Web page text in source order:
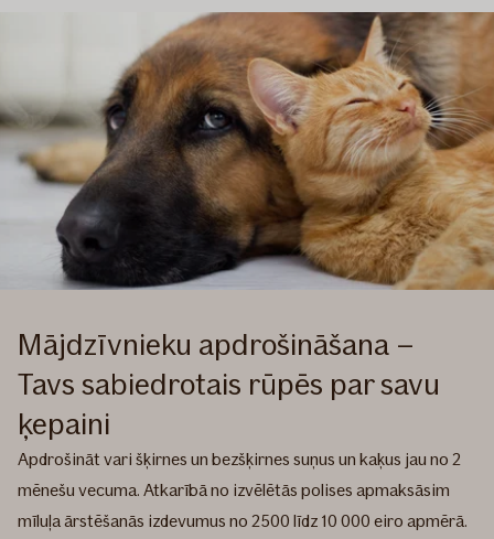
Mājdzīvnieku apdrošināšana –
Tavs sabiedrotais rūpēs par savu
ķepaini
Apdrošināt vari šķirnes un bezšķirnes suņus un kaķus jau no 2
mēnešu vecuma. Atkarībā no izvēlētās polises apmaksāsim
mīluļa ārstēšanās izdevumus no 2500 līdz 10 000 eiro apmērā.